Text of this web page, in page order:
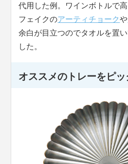
代用した例。ワインボトルで
フェイクのアーティチョークや
余白が目立つのでタオルを置
した。
オススメのトレーをピ